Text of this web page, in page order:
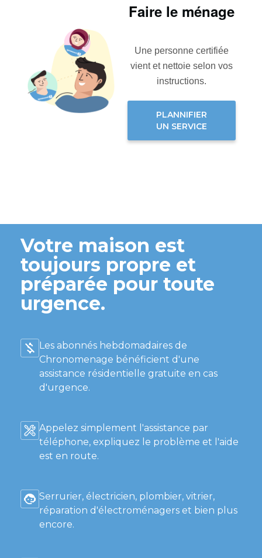
Faire le ménage
Une personne certifiée
vient et nettoie selon vos
instructions.
PLANNIFIER
UN SERVICE
Votre maison est
toujours propre et
préparée pour toute
urgence.
Les abonnés hebdomadaires de
Chronomenage bénéficient d'une
assistance résidentielle gratuite en cas
d'urgence.
Appelez simplement l'assistance par
téléphone, expliquez le problème et l'aide
est en route.
Serrurier, électricien, plombier, vitrier,
réparation d'électroménagers et bien plus
encore.